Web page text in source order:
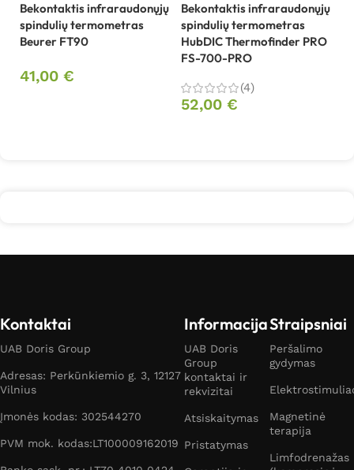
Bekontaktis infraraudonųjų
spindulių termometras
Beurer FT90
41,00 €
Bekontaktis infraraudonųjų
spindulių termometras
HubDIC Thermofinder PRO
FS-700-PRO
(4)
52,00 €
Kontaktai
UAB Doris Group
Adresas: Perkūnkiemio g. 3, 12127
Vilnius
Įmonės kodas: 302544270
PVM mok. kodas:LT100009162019
Informacija
UAB Doris
Group
kontaktai ir
rekvizitai
Atsiskaitymas
Pristatymas
Straipsniai
Peršalimo
gydymas
Magnetinė
terapija
Limfodrenažas